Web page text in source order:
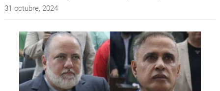
31 octubre, 2024